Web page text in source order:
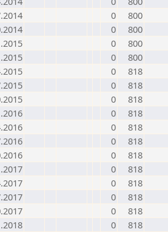
0
800
0
800
0
800
0
800
0
818
0
818
0
818
0
818
0
818
0
818
0
818
0
818
0
818
0
818
0
818
0
818